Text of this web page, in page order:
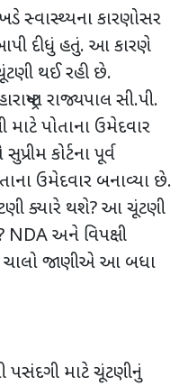
સ્વાસ્થ્યના કારણોસર
આપી દીધું હતું. આ કારણે
ચૂંટણી થઈ રહી છે.
રાજ્યપાલ સી.પી.
માટે પોતાના ઉમેદવાર
કોર્ટના પૂર્વ
ઉમેદવાર બનાવ્યા છે.
ક્યારે થશે?આ ચૂંટણી
NDAઅને વિપક્ષી
ચાલો જાણીએ આ બધા
પસંદગી માટે ચૂંટણીનું